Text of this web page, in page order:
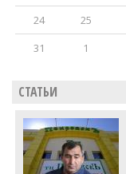
24
25
31
1
СТАТЬИ